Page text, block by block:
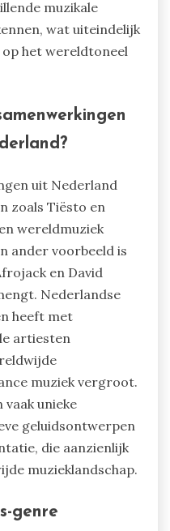
muzikale
wat uiteindelijk
het wereldtoneel
uit Nederland
zoals Tiësto en
wereldmuziek
ander voorbeeld is
en David
Nederlandse
heeft met
artiesten
muziek vergroot.
unieke
geluidsontwerpen
die aanzienlijk
muzieklandschap.
genre